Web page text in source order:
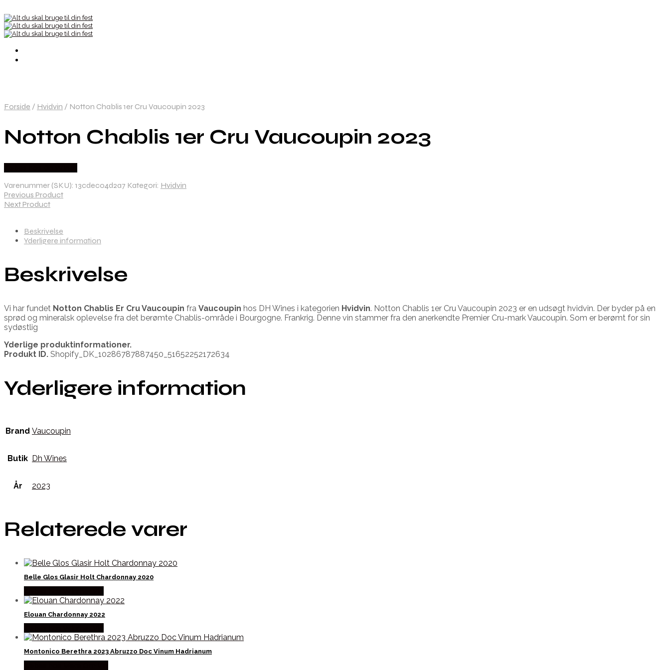
Forside / Hvidvin / Notton Chablis 1er Cru Vaucoupin 2023
Notton Chablis 1er Cru Vaucoupin 2023
Varenummer (SKU): 13cdec04d2a7 Kategori: Hvidvin
Previous Product
Next Product
Beskrivelse
Yderligere information
Beskrivelse
Vi har fundet Notton Chablis Er Cru Vaucoupin fra Vaucoupin hos DH Wines i kategorien Hvidvin. Notton Chablis 1er Cru Vaucoupin 2023 er en udsøgt hvidvin. Der byder på en
sprød og mineralsk oplevelse fra det berømte Chablis-område i Bourgogne. Frankrig. Denne vin stammer fra den anerkendte Premier Cru-mark Vaucoupin. Som er berømt for sin
sydøstlig
Yderlige produktinformationer.
Produkt ID. Shopify_DK_10286787887450_51652252172634
Yderligere information
Brand Vaucoupin
Butik Dh Wines
År 2023
Relaterede varer
Belle Glos Glasir Holt Chardonnay 2020
Elouan Chardonnay 2022
Montonico Berethra 2023 Abruzzo Doc Vinum Hadrianum